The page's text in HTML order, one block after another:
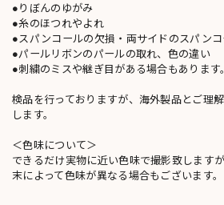
●りぼんのゆがみ
●糸のほつれやよれ
●スパンコールの欠損・両サイドのスパン
●パールリボンのパールの取れ、色の違い
●刺繍のミスや継ぎ目がある場合もあります
検品を行っておりますが、海外製品とご理
します。
＜色味について＞
できるだけ実物に近い色味で撮影致します
末によって色味が異なる場合もございます。